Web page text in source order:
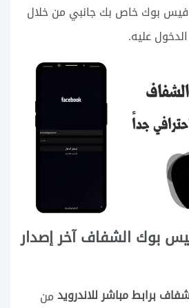
بوك خاص بك جانبي من خلال
عليه.
بوك الشفاف آخر إصدار
برابط مباشر للاندرويدمن